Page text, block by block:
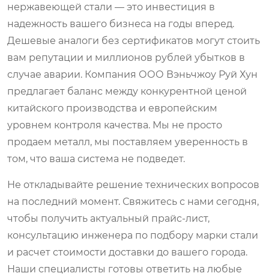
нержавеющей стали — это инвестиция в
надежность вашего бизнеса на годы вперед.
Дешевые аналоги без сертификатов могут стоить
вам репутации и миллионов рублей убытков в
случае аварии. Компания ООО Вэньчжоу Руй Хун
предлагает баланс между конкурентной ценой
китайского производства и европейским
уровнем контроля качества. Мы не просто
продаем металл, мы поставляем уверенность в
том, что ваша система не подведет.
Не откладывайте решение технических вопросов
на последний момент. Свяжитесь с нами сегодня,
чтобы получить актуальный прайс-лист,
консультацию инженера по подбору марки стали
и расчет стоимости доставки до вашего города.
Наши специалисты готовы ответить на любые